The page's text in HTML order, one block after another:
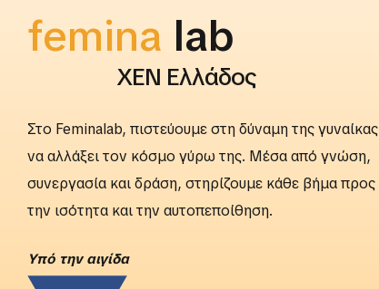
femina rightslab
ΧΕΝ Ελλάδος
Στο Feminalab, πιστεύουμε στη δύναμη της γυναίκας
να αλλάξει τον κόσμο γύρω της. Μέσα από γνώση,
συνεργασία και δράση, στηρίζουμε κάθε βήμα προς
την ισότητα και την αυτοπεποίθηση.
Yπό την αιγίδα